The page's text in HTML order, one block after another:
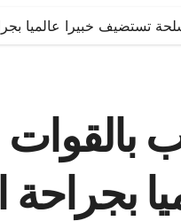
تستضيف خبيرا عالميا
بجراحة